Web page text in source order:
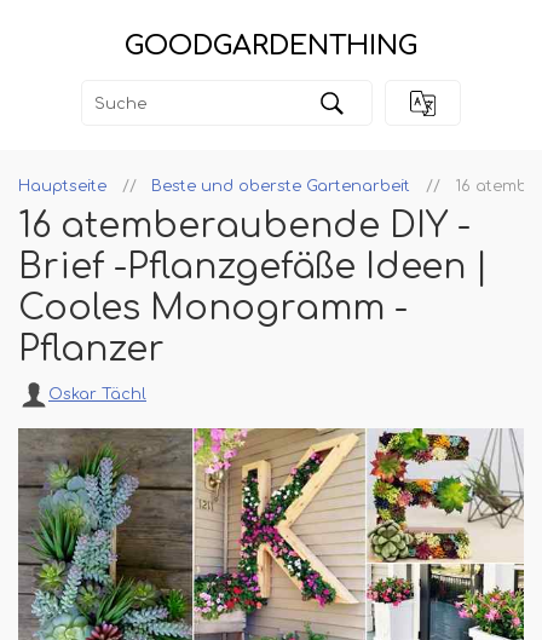
GOODGARDENTHING
Hauptseite Beste und oberste Gartenarbeit 16
16 atemberaubende DIY -
Brief -Pflanzgefäße Ideen |
Cooles Monogramm -
Pflanzer
Oskar Tächl